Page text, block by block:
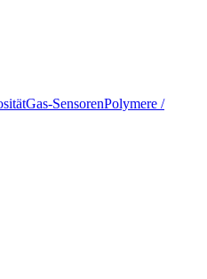
Gas-SensorenPolymere /